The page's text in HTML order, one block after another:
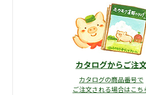
カタログからご注
カタログの商品番号で
ご注文される場合はこち